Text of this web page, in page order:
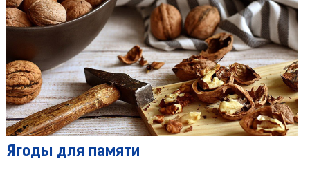
Ягоды для памяти